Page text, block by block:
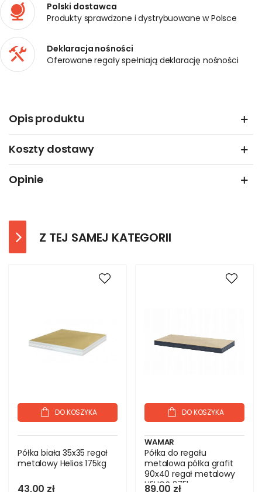
Polski dostawca
Produkty sprawdzone i dystrybuowane w Polsce
Deklaracja nośności
Oferowane regały spełniają deklarację nośności
Opis produktu
Koszty dostawy
Opinie
Z TEJ SAMEJ KATEGORII
DO KOSZYKA
Półka biała 35x35 regał
metalowy Helios 175kg
43,00 zł
DO KOSZYKA
WAMAR
Półka do regału
metalowa półka grafit
90x40 regał metalowy
HELIOS 275kg
89,00 zł